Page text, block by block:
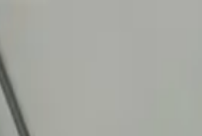
Kenmerken